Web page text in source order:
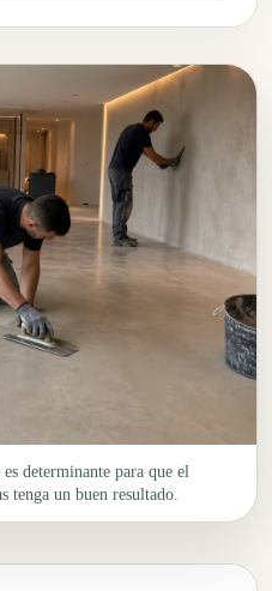
determinante para que el
tenga un buen resultado.